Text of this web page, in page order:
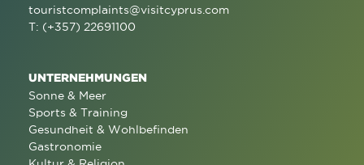
touristcomplaints@visitcyprus.com
T: (+357) 22691100
UNTERNEHMUNGEN
Sonne & Meer
Sports & Training
Gesundheit & Wohlbefinden
Gastronomie